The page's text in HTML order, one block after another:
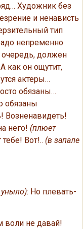
Художник без
и ненависть
тип
непременно
должен
как он ощутит,
актеры…
обязаны…
обязаны
Возненавидеть!
него! (плюет
Вот!.. (в запале
: Но плевать-
воли не давай!